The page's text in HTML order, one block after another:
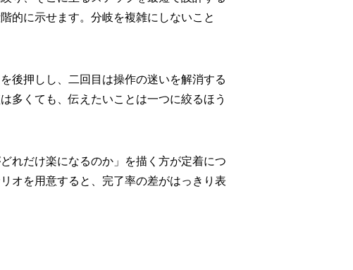
的に示せます。分岐を複雑にしないこと
後押しし、二回目は操作の迷いを解消する
多くても、伝えたいことは一つに絞るほう
れだけ楽になるのか」を描く方が定着につ
オを用意すると、完了率の差がはっきり表